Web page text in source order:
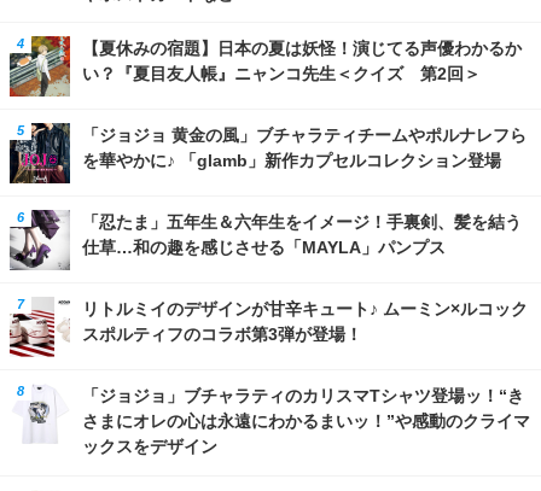
【夏休みの宿題】日本の夏は妖怪！演じてる声優わかるか
い？『夏目友人帳』ニャンコ先生＜クイズ 第2回＞
「ジョジョ 黄金の風」ブチャラティチームやポルナレフら
を華やかに♪ 「glamb」新作カプセルコレクション登場
「忍たま」五年生＆六年生をイメージ！手裏剣、髪を結う
仕草…和の趣を感じさせる「MAYLA」パンプス
リトルミイのデザインが甘辛キュート♪ ムーミン×ルコック
スポルティフのコラボ第3弾が登場！
「ジョジョ」ブチャラティのカリスマTシャツ登場ッ！“き
さまにオレの心は永遠にわかるまいッ！”や感動のクライマ
ックスをデザイン